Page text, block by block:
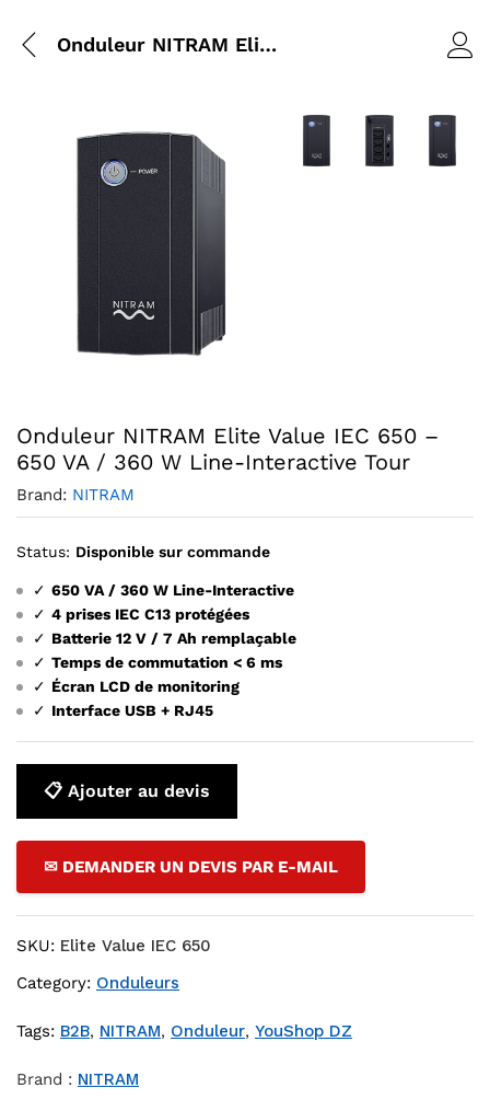
Onduleur NITRAM Elite Value IEC 650 – 650 VA / 360 W Line-Interactive Tour
Onduleur NITRAM Elite Value IEC 650 –
650 VA / 360 W Line-Interactive Tour
Brand: NITRAM
Status: Disponible sur commande
✓ 650 VA / 360 W Line-Interactive
✓ 4 prises IEC C13 protégées
✓ Batterie 12 V / 7 Ah remplaçable
✓ Temps de commutation < 6 ms
✓ Écran LCD de monitoring
✓ Interface USB + RJ45
📋 Ajouter au devis
✉ DEMANDER UN DEVIS PAR E-MAIL
SKU: Elite Value IEC 650
Category: Onduleurs
Tags: B2B, NITRAM, Onduleur, YouShop DZ
Brand : NITRAM